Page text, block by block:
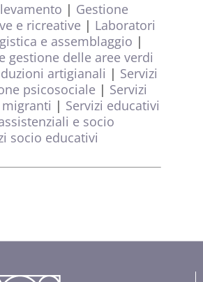
| Gestione
e ricreative | Laboratori
e assemblaggio |
gestione delle aree verdi
artigianali | Servizi
psicosociale | Servizi
| Servizi educativi
e socio
socio educativi